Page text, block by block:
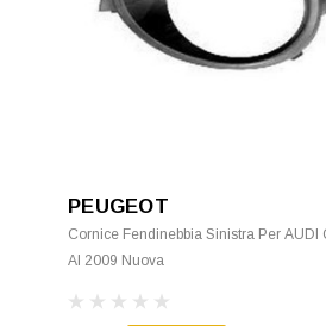
PEUGEOT
Cornice Fendinebbia Sinistra Per AUDI
Al 2009 Nuova